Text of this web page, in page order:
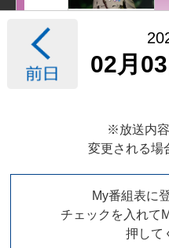
02月03
※放送内
変更される場
My番組表に
チェックを入れて
押して